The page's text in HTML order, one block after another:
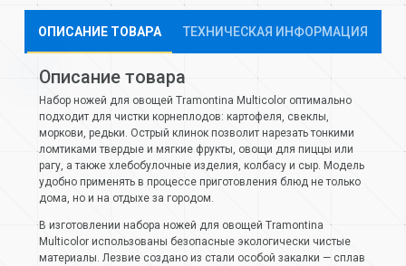
ОПИСАНИЕ ТОВАРА ТЕХНИЧЕСКАЯ ИНФОРМАЦИЯ
Описание товара
Набор ножей для овощей Tramontina Multicolor оптимально
подходит для чистки корнеплодов: картофеля, свеклы,
моркови, редьки. Острый клинок позволит нарезать тонкими
ломтиками твердые и мягкие фрукты, овощи для пиццы или
рагу, а также хлебобулочные изделия, колбасу и сыр. Модель
удобно применять в процессе приготовления блюд не только
дома, но и на отдыхе за городом.
В изготовлении набора ножей для овощей Tramontina
Multicolor использованы безопасные экологически чистые
материалы. Лезвие создано из стали особой закалки — сплав